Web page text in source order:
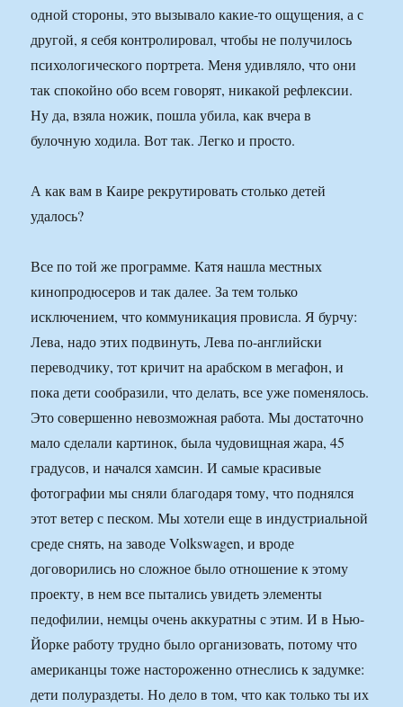
одной стороны, это вызывало какие-то ощущения, а с
другой, я себя контролировал, чтобы не получилось
психологического портрета. Меня удивляло, что они
так спокойно обо всем говорят, никакой рефлексии.
Ну да, взяла ножик, пошла убила, как вчера в
булочную ходила. Вот так. Легко и просто.
А как вам в Каире рекрутировать столько детей
удалось?
Все по той же программе. Катя нашла местных
кинопродюсеров и так далее. За тем только
исключением, что коммуникация провисла. Я бурчу:
Лева, надо этих подвинуть, Лева по-английски
переводчику, тот кричит на арабском в мегафон, и
пока дети сообразили, что делать, все уже поменялось.
Это совершенно невозможная работа. Мы достаточно
мало сделали картинок, была чудовищная жара, 45
градусов, и начался хамсин. И самые красивые
фотографии мы сняли благодаря тому, что поднялся
этот ветер с песком. Мы хотели еще в индустриальной
среде снять, на заводе Volkswagen, и вроде
договорились но сложное было отношение к этому
проекту, в нем все пытались увидеть элементы
педофилии, немцы очень аккуратны с этим. И в Нью-
Йорке работу трудно было организовать, потому что
американцы тоже настороженно отнеслись к задумке:
дети полураздеты. Но дело в том, что как только ты их